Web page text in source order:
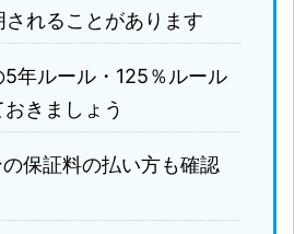
されることがあります
年ルール・125％ルール
きましょう
保証料の払い方も確認